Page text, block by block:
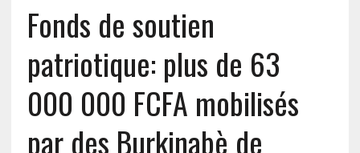
Fonds de soutien
patriotique: plus de 63
000 000 FCFA mobilisés
par des Burkinabè de